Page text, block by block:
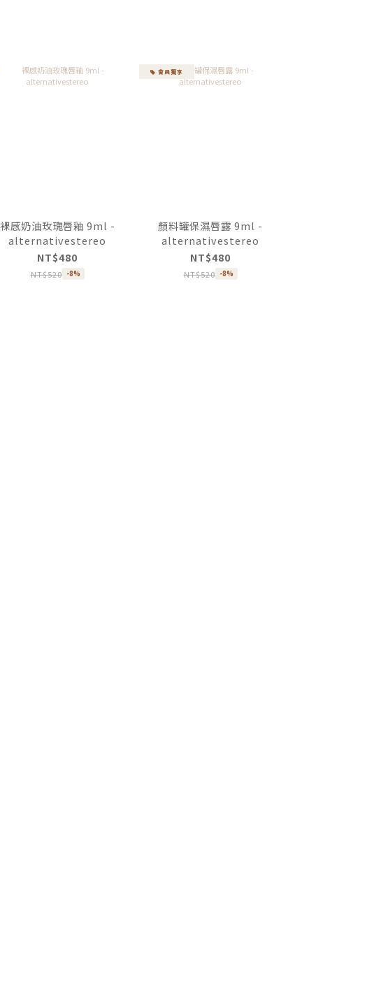
裸感奶油玫瑰唇釉 9ml -
alternativestereo
NT$480
NT$520 -8%
會員獨享
顏料罐保濕唇露 9ml -
alternativestereo
NT$480
NT$520 -8%